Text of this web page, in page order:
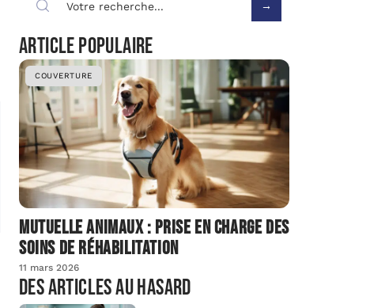
Article populaire
COUVERTURE
Mutuelle animaux : prise en charge des
soins de réhabilitation
11 mars 2026
Des articles au hasard